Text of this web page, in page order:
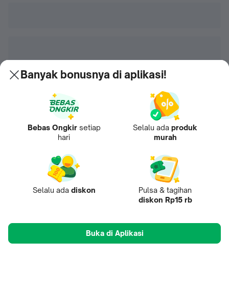
Banyak bonusnya di aplikasi!
Bebas Ongkir setiap
hari
Selalu ada produk
murah
Selalu ada diskon
Pulsa & tagihan
diskon Rp15 rb
Buka di Aplikasi